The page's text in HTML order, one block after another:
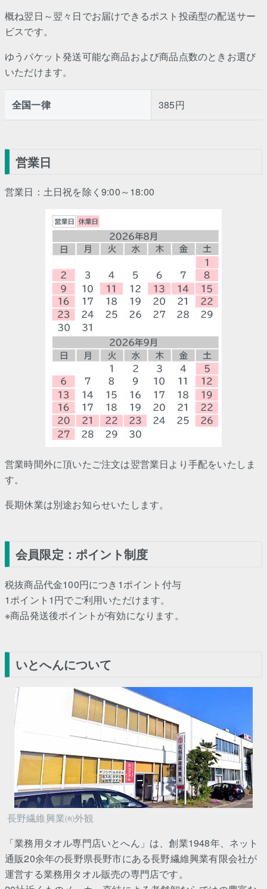
概ね翌日～翌々日でお届けできるポスト投函型の配送サー
ビスです。
ゆうパケット発送可能な商品および商品点数のときお選び
いただけます。
全国一律 385円
営業日
営業日：土日祝を除く9:00～18:00
営業時間外に頂いたご注文は翌営業日より手配をいたしま
す。
長期休業は別途お知らせいたします。
会員限定：ポイント制度
税抜商品代金100円につき1ポイント付与
1ポイント1円でご利用いただけます。
※商品発送後ポイントが有効になります。
いとへんについて
長野繊維興業㈲外観
「業務用タオル専門店いとへん」は、創業1948年、ネット
通販20余年の長野県長野市にある長野繊維興業有限会社が
運営する業務用タオル販売の専門店です。